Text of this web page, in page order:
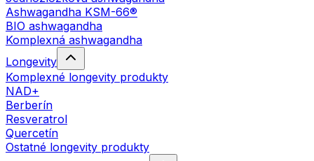
Ashwagandha KSM-66®
BIO ashwagandha
Komplexná ashwagandha
Longevity
Komplexné longevity produkty
NAD+
Berberín
Resveratrol
Quercetín
Ostatné longevity produkty